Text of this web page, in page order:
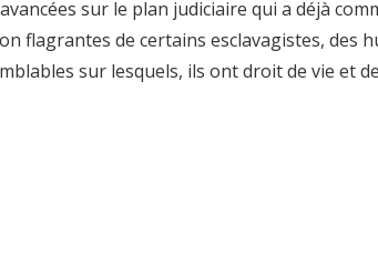
avancées sur le plan judiciaire qui a déjà
flagrantes de certains esclavagistes, des
sur lesquels, ils ont droit de vie et